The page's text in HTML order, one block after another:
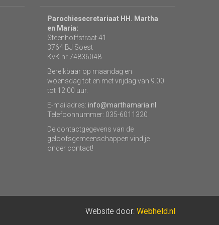
Parochiesecretariaat HH. Martha
en Maria:
Steenhoffstraat 41
3764 BJ Soest
KvK nr 74836048
Bereikbaar op maandag en
woensdag tot en met vrijdag van 9.00
tot 12.00 uur.
E-mailadres: info@marthamaria.nl
Telefoonnummer: 035-6011320
De contactgegevens van de
geloofsgemeenschappen vind je
onder contact!
Website door: Webheld.nl